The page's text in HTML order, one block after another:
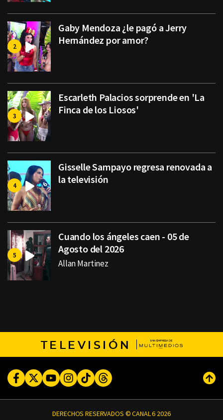
Gaby Mendoza ¿le pagó a Jerry
Hernández por amor?
Escarleth Palacios sorprende en 'La
Finca de los Liosos'
Gisselle Sampayo regresa renovada a
la televisión
Cuando los ángeles caen - 05 de
Agosto del 2026
Allan Martinez
TELEVISIÓN
FacebookTwitterYoutubeInstagram
TikTokThreads
DERECHOS RESERVADOS © CANAL 6 2026